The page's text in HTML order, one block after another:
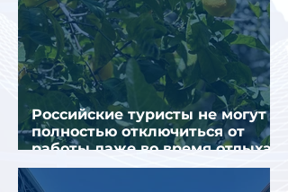
Российские туристы не могут
полностью отключиться от
работы даже во время отдыха
в Турции